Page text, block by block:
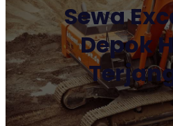
Sewa
Depok